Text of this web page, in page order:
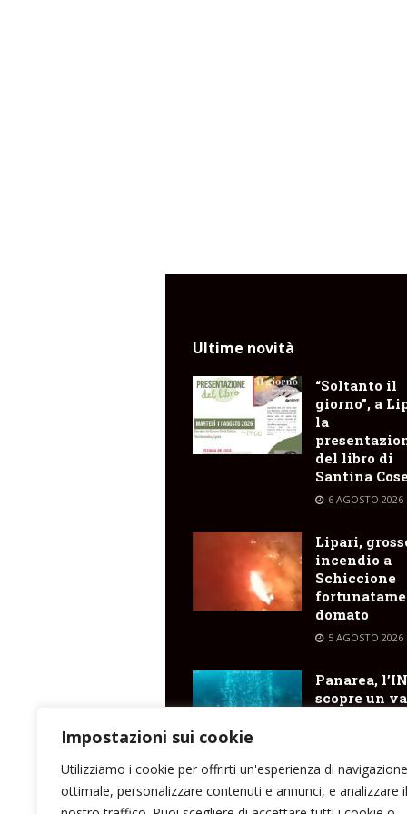
Impostazioni sui cookie
Utilizziamo i cookie per offrirti un'esperienza di navigazione
ottimale, personalizzare contenuti e annunci, e analizzare il
Ultime novità
“Soltanto il
giorno”, a
la
del libro di
Santina
6 AGOSTO 2026
Lipari,
incendio a
Schiccione
domato
5 AGOSTO 2026
Panarea,
scopre un
5 AGOSTO 2026